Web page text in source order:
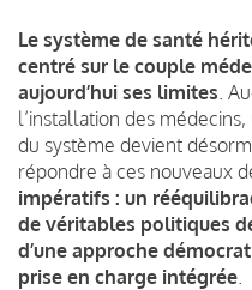
Le système de santé
centré sur le couple
aujourd’hui ses limites .
l’installation des
du système devient
répondre à ces nouveaux
impératifs : un
de véritables politiques
d’une approche
prise en charge intégrée